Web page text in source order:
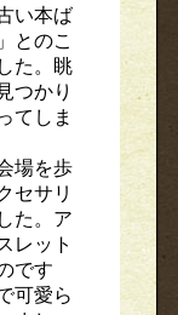
い本ば
とのこ
た。眺
つかり
てしま
場を歩
セサリ
た。ア
レット
です
可愛ら